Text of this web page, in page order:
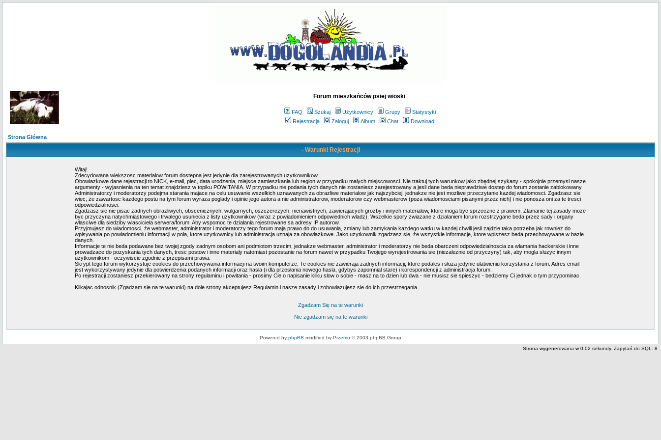
Forum mieszkańców psiej wioski
FAQ Szukaj Użytkownicy Grupy
Statystyki
Rejestracja
Zaloguj Album Chat Download
Strona Główna
- Warunki Rejestracji
Witaj!
Zdecydowana wiekszosc materialow forum dostepna jest jedynie dla zarejestrowanych uzytkownikow.
Obowiazkowe dane rejestracji to NICK, e-mail, plec, data urodzenia, miejsce zamieszkania lub region w przypadku malych miejscowosci. Nie traktuj tych warunkow jako zbędnej szykany - spokojnie przemysl nasze
argumenty - wyjasnienia na ten temat znajdziesz w topiku POWITANIA. W przypadku nie podania tych danych nie zostaniesz zarejestrowany a jesli dane beda nieprawdziwe dostep do forum zostanie zablokowany.
Administratorzy i moderatorzy podejma starania majace na celu usuwanie wszelkich uznawanych za obrazliwe materialow jak najszybciej, jednakze nie jest mozliwe przeczytanie kazdej wiadomosci. Zgadzasz sie
wiec, że zawartosc kazdego postu na tym forum wyraza poglady i opinie jego autora a nie administratorow, moderatorow czy webmasterow (poza wiadomosciami pisanymi przez nich) i nie ponosza oni za te tresci
odpowiedzialnosci.
Zgadzasz sie nie pisac zadnych obrazliwych, obscenicznych, wulgarnych, oszczerczych, nienawistnych, zawierajacych grozby i innych materialow, ktore moga byc sprzeczne z prawem. Zlamanie tej zasady moze
byc przyczyna natychmiastowego i trwalego usuniecia z listy uzytkownikow (wraz z powiadomieniem odpowiednich wladz). Wszelkie spory zwiazane z dzialaniem forum rozstrzygane beda przez sady i organy
wlasciwe dla siedziby wlasciciela serwera/forum. Aby wspomoc te dzialania rejestrowane sa adresy IP autorow.
Przyjmujesz do wiadomosci, że webmaster, administrator i moderatorzy tego forum maja prawo do do usuwania, zmiany lub zamykania kazdego watku w kazdej chwili jesli zajdzie taka potrzeba jak rowniez do
wpisywania po powiadomieniu informacji w pola, ktore uzytkownicy lub administracja uznaja za obowiazkowe. Jako uzytkownik zgadzasz sie, że wszystkie informacje, ktore wpiszesz beda przechowywane w bazie
danych.
Informacje te nie beda podawane bez twojej zgody zadnym osobom ani podmiotom trzecim, jednakze webmaster, administrator i moderatorzy nie beda obarczeni odpowiedzialnoscia za wlamania hackerskie i inne
prowadzace do pozyskania tych danych, tresc postow i inne materialy natomiast pozostanie na forum nawet w przypadku Twojego wyrejestrowania sie (niezaleznie od przyczyny) tak, aby mogla sluzyc innym
uzytkownikom - oczywiscie zgodnie z przepisami prawa.
Skrypt tego forum wykorzystuje cookies do przechowywania informacji na twoim komputerze. Te cookies nie zawieraja zadnych informacji, ktore podales i słuza jedynie ulatwieniu korzystania z forum. Adres email
jest wykorzystywany jedynie dla potwierdzenia podanych informacji oraz hasla (i dla przesłania nowego hasla, gdybys zapomnial stare) i korespondencji z administracja forum.
Po rejestracji zostaniesz przekierowany na strony regulaminu i powitania - prosimy Cie o napisanie kilku slow o sobie - masz na to dzien lub dwa - nie musisz sie spieszyc - bedziemy Ci jednak o tym przypominac.
Klikajac odnosnik (Zgadzam sie na te warunki) na dole strony akceptujesz Regulamin i nasze zasady i zobowiazujesz sie do ich przestrzegania.
Zgadzam Się na te warunki
Nie zgadzam się na te warunki
Powered by phpBB modified by Przemo © 2003 phpBB Group
Strona wygenerowana w 0,02 sekundy. Zapytań do SQL: 8